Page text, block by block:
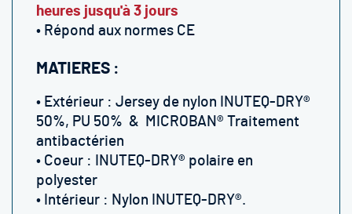
heures jusqu'à 3 jours
• Répond aux normes CE
MATIERES :
• Extérieur : Jersey de nylon INUTEQ-DRY®
50%, PU 50% & MICROBAN® Traitement
antibactérien
• Coeur : INUTEQ-DRY® polaire en
polyester
• Intérieur : Nylon INUTEQ-DRY®.